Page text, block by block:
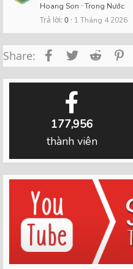
Hoang Son Trong Nước
Trả lời 0 1 Tháng 4 2026
Share: FacebookTwitterReddit
177,956
thành viên